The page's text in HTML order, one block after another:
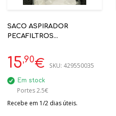
SACO ASPIRADOR
PECAFILTROS
SACOS PARA ASPIRADOR
IROBOT ROOMBA
15,90€ SKU: 429550035
Em stock
Portes 2.5€
Recebe em 1/2 dias úteis.